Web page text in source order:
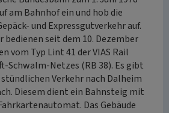
am Bahnhof ein und hob die
und Expressgutverkehr auf.
bedienen seit dem 10. Dezember
vom Typ Lint 41 der VIAS Rail
Schwalm-Netzes (RB 38). Es gibt
Verkehr nach Dalheim
Diesem dient ein Bahnsteig mit
Das Gebäude